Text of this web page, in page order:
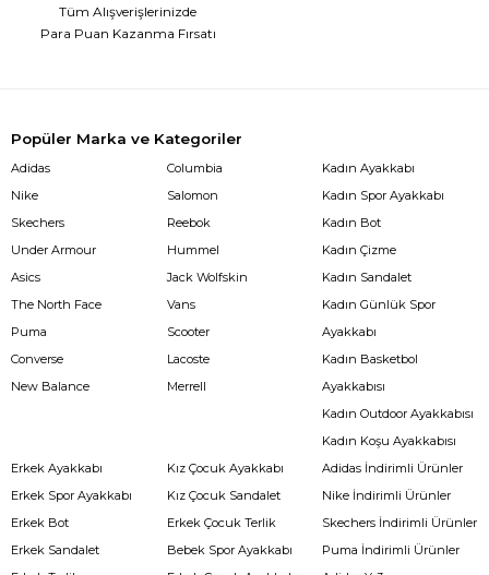
Tüm Alışverişlerinizde
Para Puan Kazanma Fırsatı
Popüler Marka ve Kategoriler
Adidas
Nike
Skechers
Under Armour
Asics
The North Face
Puma
Converse
New Balance
Columbia
Salomon
Reebok
Hummel
Jack Wolfskin
Vans
Scooter
Lacoste
Merrell
Kadın Ayakkabı
Kadın Spor Ayakkabı
Kadın Bot
Kadın Çizme
Kadın Sandalet
Kadın Günlük Spor
Ayakkabı
Kadın Basketbol
Ayakkabısı
Kadın Outdoor Ayakkabısı
Kadın Koşu Ayakkabısı
Erkek Ayakkabı
Erkek Spor Ayakkabı
Erkek Bot
Erkek Sandalet
Kız Çocuk Ayakkabı
Kız Çocuk Sandalet
Erkek Çocuk Terlik
Bebek Spor Ayakkabı
Adidas İndirimli Ürünler
Nike İndirimli Ürünler
Skechers İndirimli Ürünler
Puma İndirimli Ürünler